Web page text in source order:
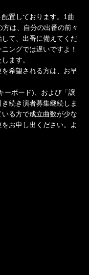
置しております。1曲
は、自分の出番の前々
て、出番に備えてくだ
ングでは遅いですよ！
ます。
を希望される方は、お早
ーボード)、および「譲
続き演者募集継続しま
る方で成立曲数が少な
お申し出ください。よ